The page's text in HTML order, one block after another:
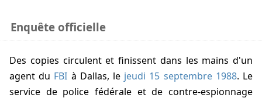
Enquête officielle
Des copies circulent et finissent dans les mains d'un
agent du FBI à Dallas, le jeudi 15 septembre 1988. Le
service de police fédérale et de contre-espionnage